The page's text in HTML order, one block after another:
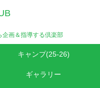
企画＆指導する倶楽部
キャンプ(25-26)
ギャラリー